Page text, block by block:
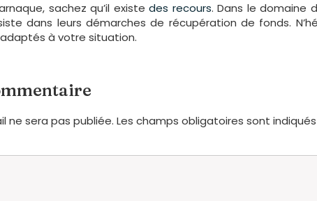
sachez qu’il existe des recours. Dans le domaine
dans leurs démarches de récupération de fonds.
à votre situation.
ne sera pas publiée. Les champs obligatoires sont